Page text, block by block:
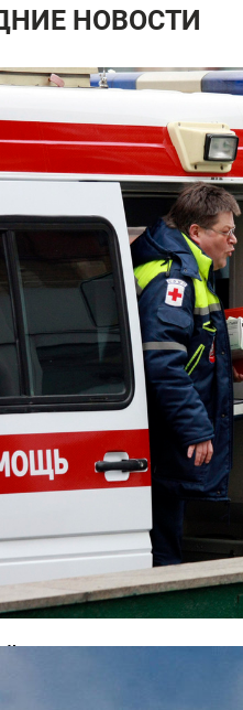
НОВОСТИ
школе скончался